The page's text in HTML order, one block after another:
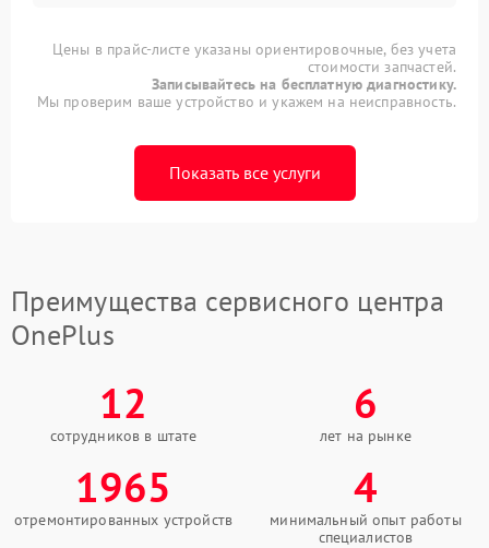
Цены в прайс-листе указаны ориентировочные, без учета
стоимости запчастей.
Записывайтесь на бесплатную диагностику.
Мы проверим ваше устройство и укажем на неисправность.
Показать все услуги
Преимущества сервисного центра
OnePlus
12
сотрудников в штате
6
лет на рынке
1965
отремонтированных устройств
4
минимальный опыт работы
специалистов